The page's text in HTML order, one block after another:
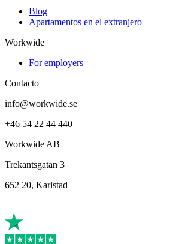
Blog
Apartamentos en el extranjero
Workwide
For employers
Contacto
info@workwide.se
+46 54 22 44 440
Workwide AB
Trekantsgatan 3
652 20, Karlstad